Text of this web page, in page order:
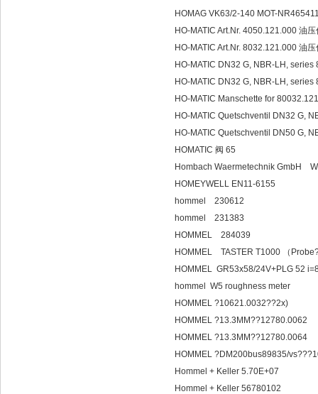
HOMAG VK63/2-140 MOT-
HO-MATIC Art.Nr. 4050.121.000 油
HO-MATIC Art.Nr. 8032.121.000 油
HO-MATIC DN32 G, NBR-LH,
HO-MATIC DN32 G, NBR-LH,
HO-MATIC Manschette for
HO-MATIC Quetschventil DN32 G,
HO-MATIC Quetschventil DN50 G,
HOMATIC 阀 65
Hombach Waermetechnik GmbH
HOMEYWELL EN11-6155
hommel 230612
hommel 231383
HOMMEL 284039
HOMMEL TASTER T1000 （
HOMMEL GR53x58/24V+PLG 52
hommel W5 roughness meter
HOMMEL ?10621.0032??2x)
HOMMEL ?13.3MM??12780.0062
HOMMEL ?13.3MM??12780.0064
HOMMEL ?DM200bus89835/
Hommel + Keller 5.70E+07
Hommel + Keller 56780102